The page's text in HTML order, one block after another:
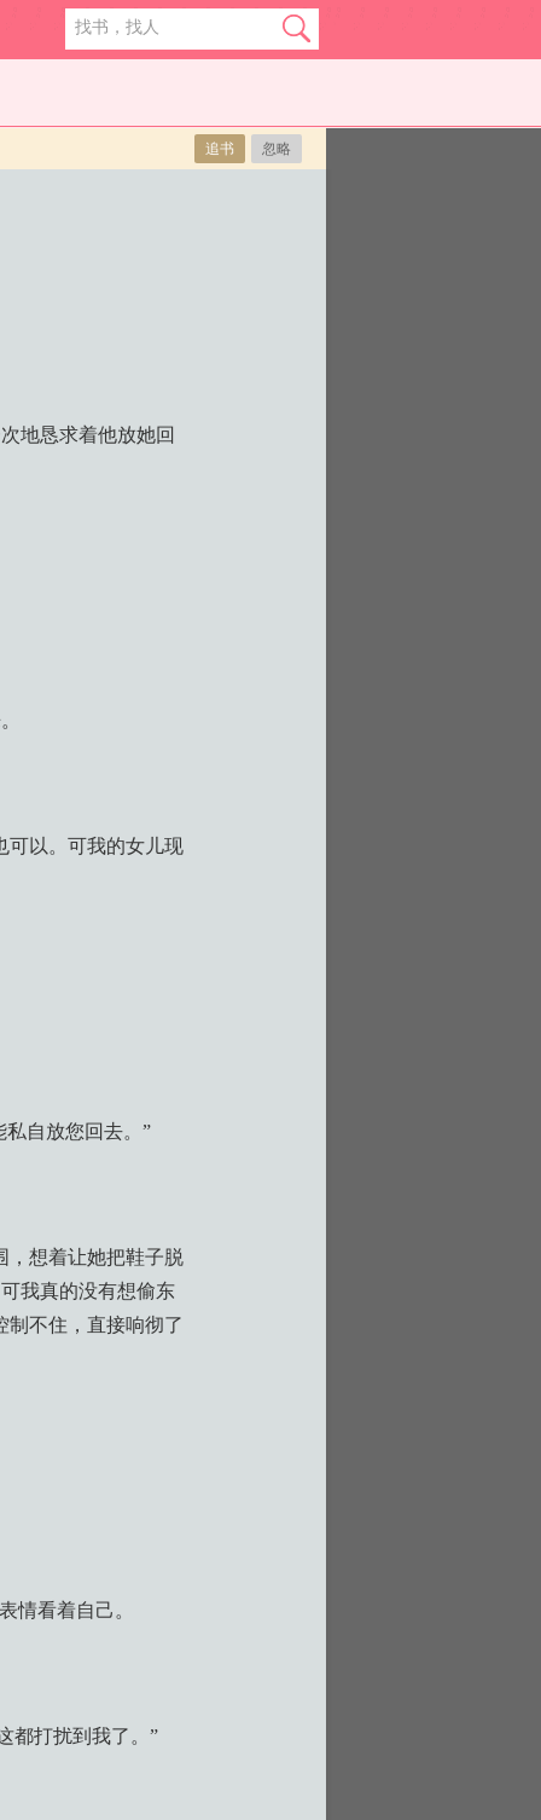
追书 忽略
地恳求着他放她回
可以。可我的女儿现
自放您回去。”
，想着让她把鞋子脱
我真的没有想偷东
制不住，直接响彻了
看着自己。
都打扰到我了。”